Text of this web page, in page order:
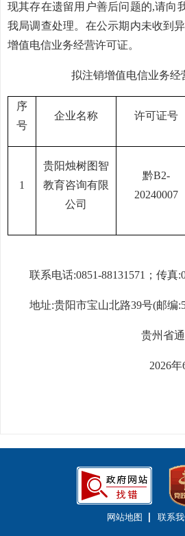
现其存在遗留用户善后问题的,请向
我局调查处理。在公示期内未收到
增值电信业务经营许可证。
拟注销增值电信业务经
序
号
企业名称 许可证号
1
贵阳烛树图智
教育咨询有限
公司
黔B2-
20240007
联系电话:0851-88131571 ； 传真
地址:贵阳市宝山北路39号(邮编
贵州省
2026年
网站地图 联系